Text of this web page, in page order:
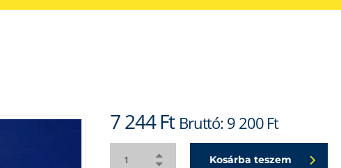
7 244Ft Bruttó:9 200Ft
Kosárba teszem